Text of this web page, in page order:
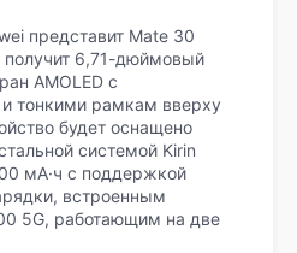
представит Mate 30
получит 6,71-дюймовый
AMOLED с
тонкими рамкам вверху
будет оснащено
системой Kirin
мА·ч с поддержкой
встроенным
5G, работающим на две